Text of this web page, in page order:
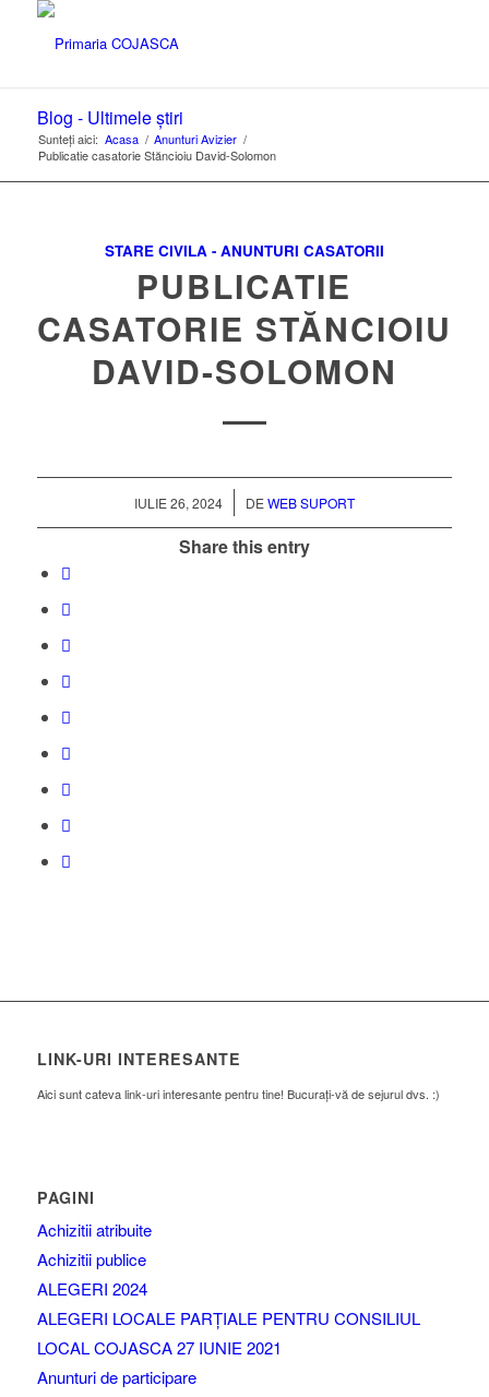
Blog - Ultimele știri
Sunteți aici: Acasa / Anunturi Avizier /
Publicatie casatorie Stăncioiu David-Solomon
STARE CIVILA - ANUNTURI CASATORII
PUBLICATIE
CASATORIE STĂNCIOIU
DAVID-SOLOMON
IULIE 26, 2024
/ DEWEB SUPORT
Share this entry
LINK-URI INTERESANTE
Aici sunt cateva link-uri interesante pentru tine! Bucurați-vă de sejurul dvs. :)
PAGINI
Achizitii atribuite
Achizitii publice
ALEGERI 2024
ALEGERI LOCALE PARȚIALE PENTRU CONSILIUL
LOCAL COJASCA 27 IUNIE 2021
Anunturi de participare